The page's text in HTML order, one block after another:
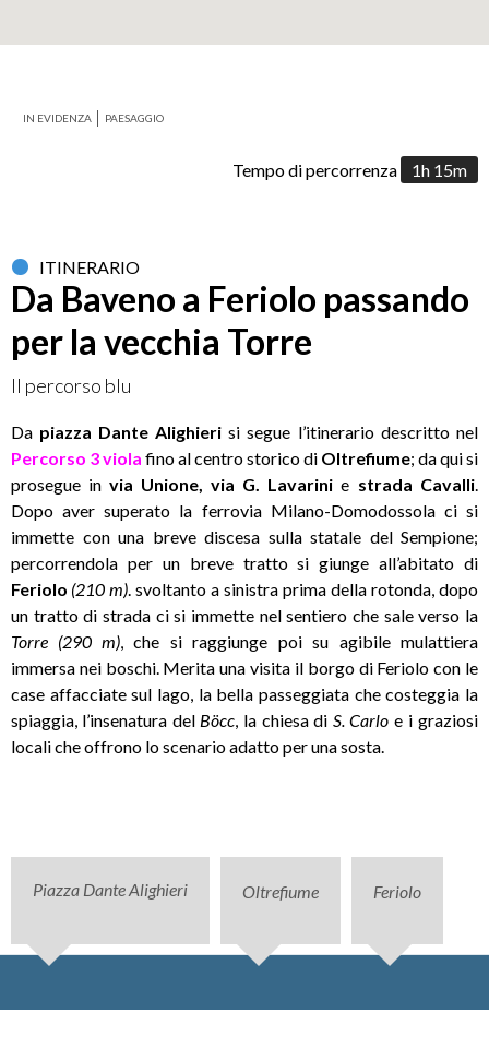
IN EVIDENZA PAESAGGIO
Tempo di percorrenza 1h 15m
ITINERARIO
Da Baveno a Feriolo passando
per la vecchia Torre
Il percorso blu
Da piazza Dante Alighieri si segue l’itinerario descritto nel
Percorso 3 viola fino al centro storico di Oltrefiume; da qui si
prosegue in via Unione, via G. Lavarini e strada Cavalli.
Dopo aver superato la ferrovia Milano-Domodossola ci si
immette con una breve discesa sulla statale del Sempione;
percorrendola per un breve tratto si giunge all’abitato di
Feriolo (210 m). svoltanto a sinistra prima della rotonda, dopo
un tratto di strada ci si immette nel sentiero che sale verso la
Torre (290 m), che si raggiunge poi su agibile mulattiera
immersa nei boschi. Merita una visita il borgo di Feriolo con le
case affacciate sul lago, la bella passeggiata che costeggia la
spiaggia, l’insenatura del Böcc, la chiesa di S. Carlo e i graziosi
locali che offrono lo scenario adatto per una sosta.
Piazza Dante Alighieri Oltrefiume Feriolo